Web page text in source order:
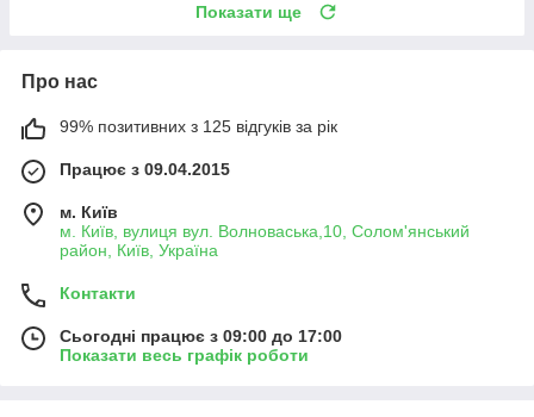
Показати ще
Про нас
99% позитивних з 125 відгуків за рік
Працює з 09.04.2015
м. Київ
м. Київ, вулиця вул. Волноваська,10, Солом'янський
район, Київ, Україна
Контакти
Сьогодні працює з 09:00 до 17:00
Показати весь графік роботи